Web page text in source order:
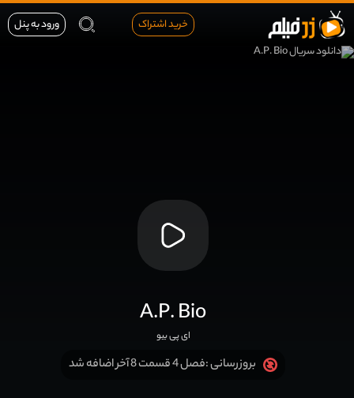
خرید اشتراک ورود به پنل
A.P. Bio
ای پی بیو
بروزرسانی :فصل 4 قسمت 8 آخر اضافه شد